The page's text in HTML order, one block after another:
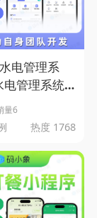
电管理系
电管理系统/
理-租赁物业
账单生成-厂
量6
热度 1768